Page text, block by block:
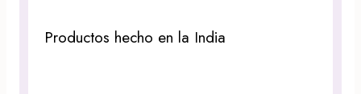
Productos hecho en la India